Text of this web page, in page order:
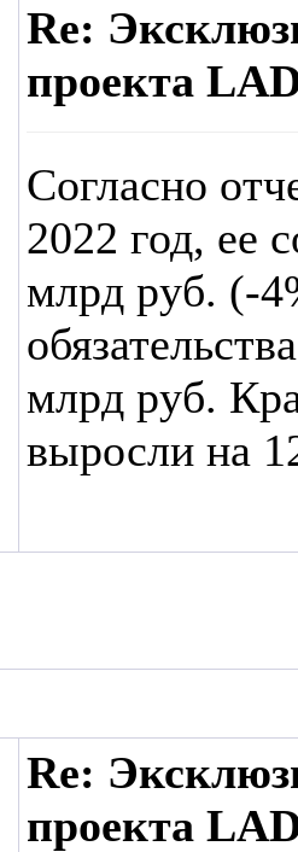
Re:
проекта
Согласно
2022 год, ее
млрд руб. (-
млрд руб.
выросли на
Re:
проекта